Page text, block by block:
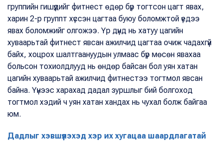
группийн гишүүдийг фитнест өдөр бүр тогтсон цагт явах,
харин 2-р группт хүссэн цагтаа буюу боломжтой үедээ
явах боломжийг олгожээ. Үр дүнд нь хатуу цагийн
хуваарьтай фитнест явсан ажилчид цагтаа очиж чадахгүй
байх, хоцрох шалтгаануудын улмаас бүр мөсөн явахаа
больсон тохиолдлууд нь өндөр байсан бол уян хатан
цагийн хуваарьтай ажилчид фитнестээ тогтмол явсан
байна. Үүнээс харахад дадал зуршлыг бий болгоход
тогтмол хэдий ч уян хатан хандах нь чухал болж байгаа
юм.
Дадлыг хэвшүүлэхэд хэр их хугацаа шаардлагатай